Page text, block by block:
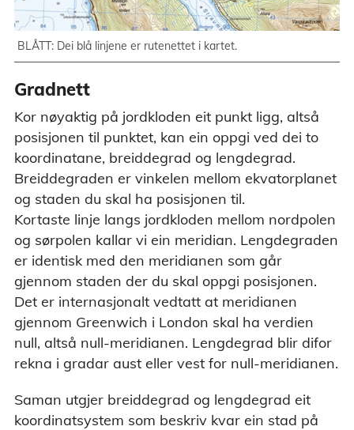
BLÅTT: Dei blå linjene er rutenettet i kartet.
Gradnett
Kor nøyaktig på jordkloden eit punkt ligg, altså
posisjonen til punktet, kan ein oppgi ved dei to
koordinatane, breiddegrad og lengdegrad.
Breiddegraden er vinkelen mellom ekvatorplanet
og staden du skal ha posisjonen til.
Kortaste linje langs jordkloden mellom nordpolen
og sørpolen kallar vi ein meridian. Lengdegraden
er identisk med den meridianen som går
gjennom staden der du skal oppgi posisjonen.
Det er internasjonalt vedtatt at meridianen
gjennom Greenwich i London skal ha verdien
null, altså null-meridianen. Lengdegrad blir difor
rekna i gradar aust eller vest for null-meridianen.
Saman utgjer breiddegrad og lengdegrad eit
koordinatsystem som beskriv kvar ein stad på